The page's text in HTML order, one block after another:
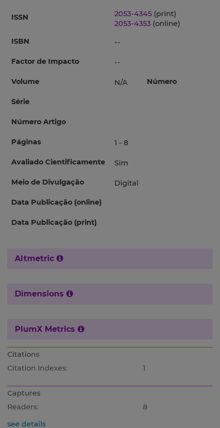
ISSN 2053-4345 (print)
2053-4353 (online)
ISBN
--
Factor de Impacto --
Volume N/A Número
Série
Número Artigo
Páginas 1 - 8
Avaliado Cientificamente Sim
Meio de Divulgação Digital
Data Publicação (online)
Data Publicação (print)
Altmetric
Dimensions
PlumX Metrics
Citations
Citation Indexes:
1
Captures
Readers:
8
see details